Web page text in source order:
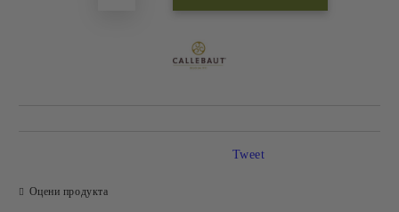
Оцени продукта
Tweet